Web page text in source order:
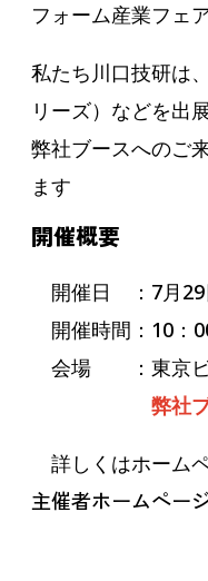
フォーム産業フェ
私たち川口技研は
リーズ）などを出
弊社ブースへのご
ます
開催概要
開催日 ：7月29
開催時間：10：
会場 ：東京ビ
弊社
詳しくはホーム
主催者ホームペー